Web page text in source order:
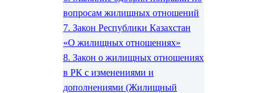
вопросам жилищных отношений
7. Закон Республики Казахстан
«О жилищных отношениях»
8. Закон о жилищных отношениях
в РК с изменениями и
дополнениями (Жилищный